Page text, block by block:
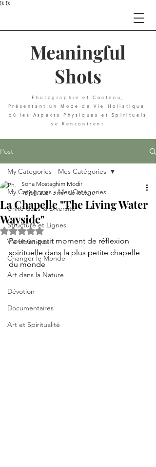
}); });
Meaningful
Shots
Photographie et C ontenu,
Présentant un
Mode de Vie Holistique
où les Aspects Physiques et Spirituels
se Rencontrent
Post
My Categories - Mes Catégories
Unité dans la Diversité
Structure et Lignes
Vie Holistique
Changer le Monde
Art dans la Nature
Dévotion
Documentaires
Art et Spiritualité
My Categories - Mes Catégories
La Chapelle "The Living Water
Wayside"
Soha Mostaghim Modir
13 juil. 2021 3 min de lecture
Noté NaN étoiles sur 5.
Pour un petit moment de réflexion
spirituelle dans la plus petite chapelle
du monde